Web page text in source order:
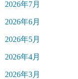
2026年7月
2026年6月
2026年5月
2026年4月
2026年3月